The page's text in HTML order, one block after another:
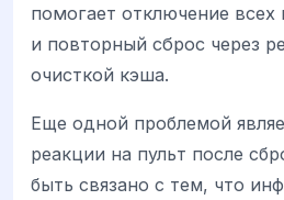
помогает отключение
и повторный сброс через
очисткой кэша.
Еще одной проблемой
реакции на пульт после
быть связано с тем, что